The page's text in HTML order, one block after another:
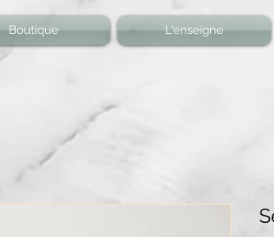
Boutique L'enseigne